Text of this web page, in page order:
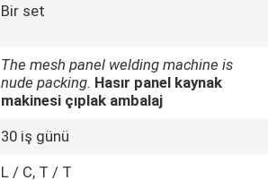
Bir set
The mesh panel welding machine is
nude packing. Hasır panel kaynak
makinesi çıplak ambalaj
30 iş günü
L / C, T / T